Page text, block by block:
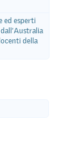
ed esperti
della